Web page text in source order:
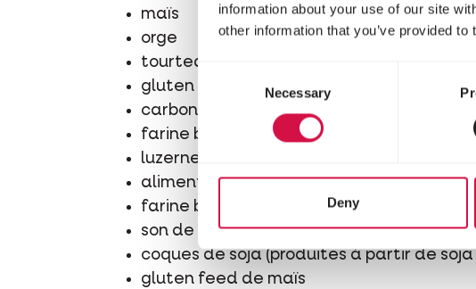
information about your use of our site
other information that you’ve provided
Consent
Necessary
Deny
maïs
orge
tourteau de pression de palmiste
gluten feed de blé
carbonate de calcium
farine basse de blé
luzerne
aliment de colza
farine basse de riz
son de blé
coques de soja (produites à partir de
gluten feed de maïs